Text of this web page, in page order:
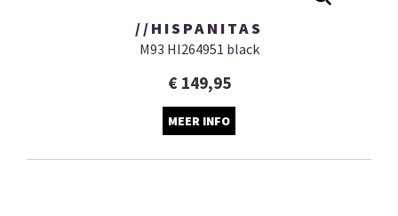
//HISPANITAS
M93 HI264951 black
€ 149,95
MEER INFO